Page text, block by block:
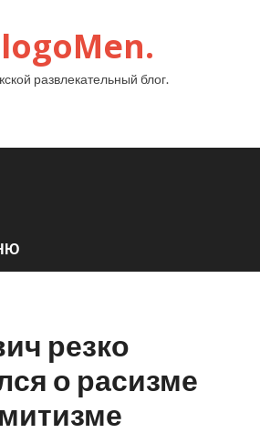
развлекательный блог.
резко
о расизме